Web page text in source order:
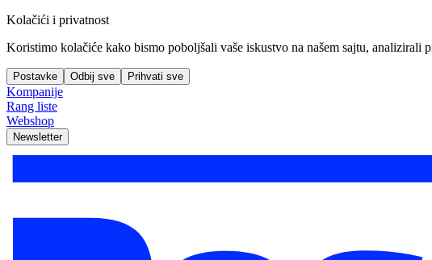
Kolačići i privatnost
Koristimo kolačiće kako bismo poboljšali vaše iskustvo na našem sajtu,
Postavke Odbij sve Prihvati sve
Kompanije
Rang liste
Webshop
Newsletter